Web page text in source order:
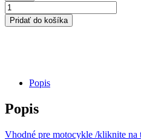
množstvo
CF
MOTO-
doštičky
SX
Compound
Pridať do košíka
Popis
Popis
Vhodné pre motocykle /kliknite na